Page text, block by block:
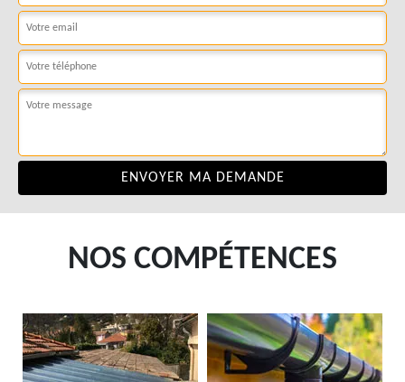
NOS COMPÉTENCES